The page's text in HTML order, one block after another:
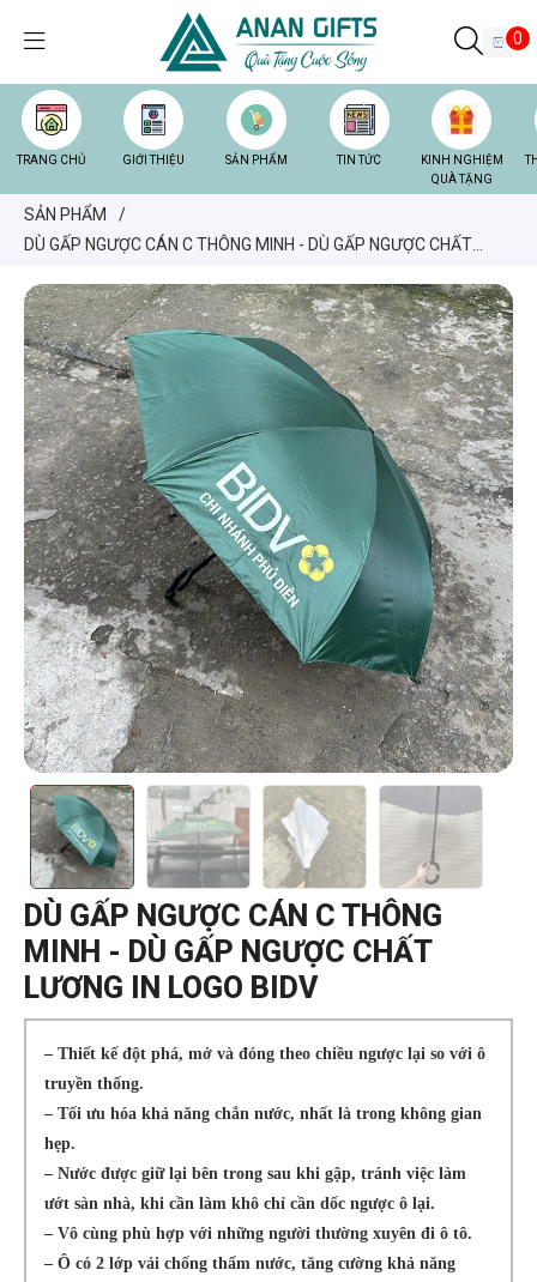
0
TRANG CHỦ GIỚI THIỆU SẢN PHẨM TIN TỨC
KINH NGHIỆM
QUÀ TẶNG
SẢN PHẨM
/
DÙ GẤP NGƯỢC CÁN C THÔNG MINH - DÙ GẤP NGƯỢC CHẤT
DÙ GẤP NGƯỢC CÁN C THÔNG
MINH - DÙ GẤP NGƯỢC CHẤT
LƯƠNG IN LOGO BIDV
– Thiết kế đột phá, mở và đóng theo chiều ngược lại so với ô
truyền thống.
– Tối ưu hóa khả năng chắn nước, nhất là trong không gian
hẹp.
– Nước được giữ lại bên trong sau khi gập, tránh việc làm
ướt sàn nhà, khi cần làm khô chỉ cần dốc ngược ô lại.
– Vô cùng phù hợp với những người thường xuyên đi ô tô.
– Ô có 2 lớp vải chống thấm nước, tăng cường khả năng